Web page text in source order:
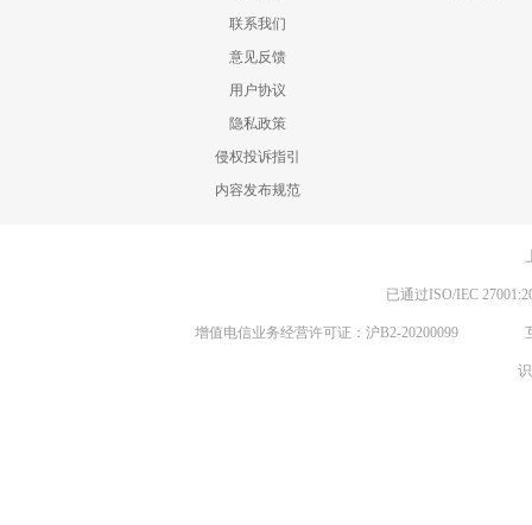
联系我们
意见反馈
用户协议
隐私政策
侵权投诉指引
内容发布规范
已通过ISO/IEC
增值电信业务经营许可证：沪B2-20200099